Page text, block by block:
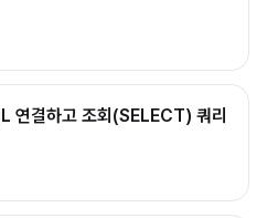
결하고 조회(SELECT) 쿼리